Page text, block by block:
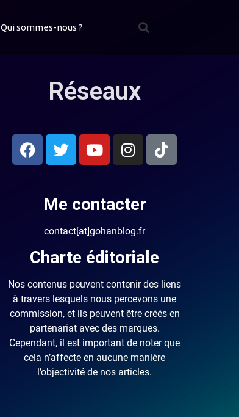
Qui sommes-nous ?
Réseaux
Me contacter
contact[at]gohanblog.fr
Charte éditoriale
Nos contenus peuvent contenir des liens
à travers lesquels nous percevons une
commission, et ils peuvent être créés en
partenariat avec des marques.
Cependant, il est important de noter que
cela n’affecte en aucune manière
l’objectivité de nos articles.